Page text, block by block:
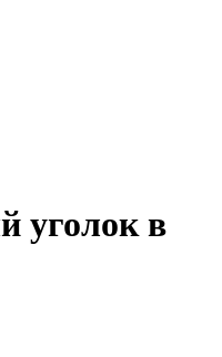
уголок в